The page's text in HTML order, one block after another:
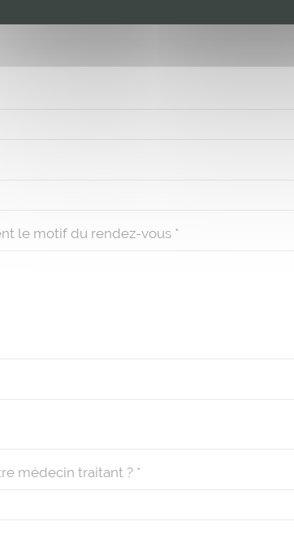
le motif du rendez-vous *
médecin traitant ? *